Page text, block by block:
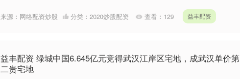
来源：网络配资炒股 分类： 2020炒股配资 查看： 129 益丰配资
益丰配资 绿城中国6.645亿元竞得武汉江岸区宅地，成武汉单价第
二贵宅地